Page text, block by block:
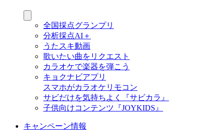
全国採点グランプリ
分析採点AI＋
うたスキ動画
歌いたい曲をリクエスト
カラオケで楽器を弾こう
キョクナビアプリ
スマホがカラオケリモコン
サビだけを気持ちよく『サビカラ』
子供向けコンテンツ『JOYKIDS』
キャンペーン情報